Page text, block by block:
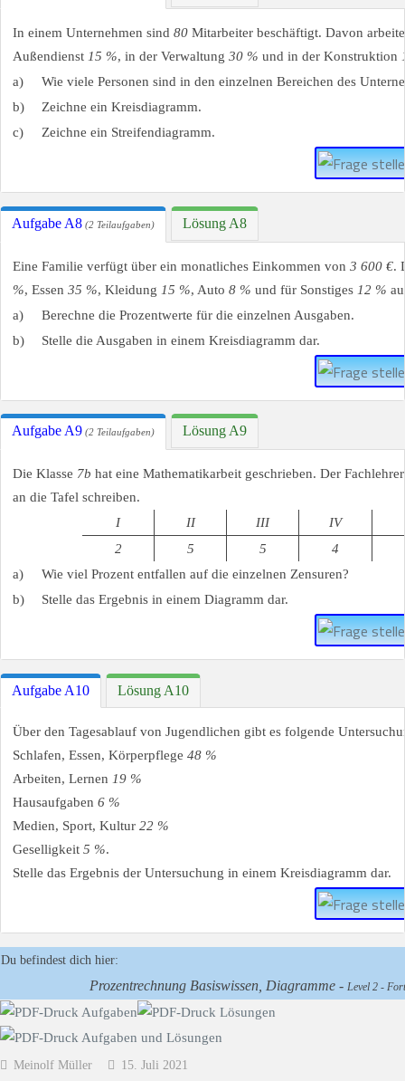
In einem Unternehmen sind 80 Mitarbeiter beschäftigt. Davon
Außendienst 15 %, in der Verwaltung 30 % und in der Konstruktion
a)
Wie viele Personen sind in den einzelnen Bereichen des
b)
Zeichne ein Kreisdiagramm.
c)
Zeichne ein Streifendiagramm.
Aufgabe A8 (2 Teilaufgaben) Lösung A8
Eine Familie verfügt über ein monatliches Einkommen von 3 600 €.
%, Essen 35 %, Kleidung 15 %, Auto 8 % und für Sonstiges 12 %
a)
Berechne die Prozentwerte für die einzelnen Ausgaben.
b)
Stelle die Ausgaben in einem Kreisdiagramm dar.
Aufgabe A9 (2 Teilaufgaben) Lösung A9
Die Klasse 7b hat eine Mathematikarbeit geschrieben. Der
an die Tafel schreiben.
I
II III IV
2
5 5
4
a)
Wie viel Prozent entfallen auf die einzelnen Zensuren?
b)
Stelle das Ergebnis in einem Diagramm dar.
Aufgabe A10 Lösung A10
Über den Tagesablauf von Jugendlichen gibt es folgende
Schlafen, Essen, Körperpflege 48 %
Arbeiten, Lernen 19 %
Hausaufgaben 6 %
Medien, Sport, Kultur 22 %
Geselligkeit 5 %.
Stelle das Ergebnis der Untersuchung in einem Kreisdiagramm dar.
Du befindest dich hier:
Prozentrechnung Basiswissen, Diagramme - Level 2 -
Meinolf Müller 15. Juli 2021